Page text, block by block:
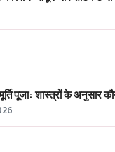
पूजा: शास्त्रों के अनुसार